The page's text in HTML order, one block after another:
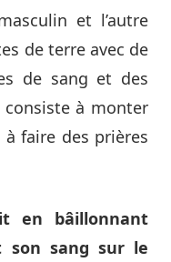
et l’autre
de terre avec de
de sang et des
à monter
faire des prières
en bâillonnant
son sang sur le